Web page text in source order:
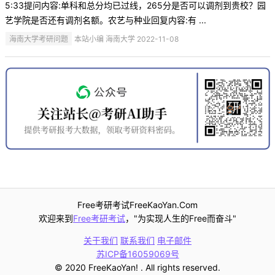
5:33提问内容:单科和总分均已过线，265分是否可以调剂到贵校？园
艺学院是否还有调剂名额。农艺与种业回复内容:有 ...
海南大学考研问题 本站小编 海南大学 2022-11-08
Free考研考试FreeKaoYan.Com
欢迎来到Free考研考试，"为实现人生的Free而奋斗"
关于我们 联系我们 电子邮件
苏ICP备16059069号
© 2020 FreeKaoYan! . All rights reserved.